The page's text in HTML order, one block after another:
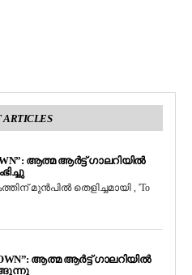
ARTICLES
ആത്മ ആർട്ട് ഗാലറിയിൽ
മുൻപിൽ തെളിച്ചമായി , 'To
DOWN”: ആത്മ ആർട്ട് ഗാലറിയിൽ